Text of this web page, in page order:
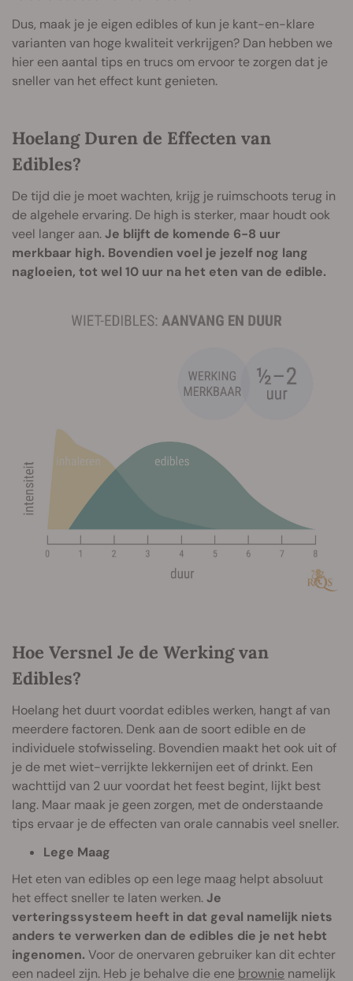
Dus, maak je je eigen edibles of kun je kant-en-klare
varianten van hoge kwaliteit verkrijgen? Dan hebben we
hier een aantal tips en trucs om ervoor te zorgen dat je
sneller van het effect kunt genieten.
Hoelang Duren de Effecten van
Edibles?
De tijd die je moet wachten, krijg je ruimschoots terug in
de algehele ervaring. De high is sterker, maar houdt ook
veel langer aan.Je blijft de komende 6-8 uur
merkbaar high. Bovendien voel je jezelf nog lang
nagloeien, tot wel 10 uur na het eten van de edible.
Hoe Versnel Je de Werking van
Edibles?
Hoelang het duurt voordat edibles werken, hangt af van
meerdere factoren. Denk aan de soort edible en de
individuele stofwisseling. Bovendien maakt het ook uit of
je de met wiet-verrijkte lekkernijen eet of drinkt. Een
wachttijd van 2 uur voordat het feest begint, lijkt best
lang. Maar maak je geen zorgen, met de onderstaande
tips ervaar je de effecten van orale cannabis veel sneller.
Lege Maag
Het eten van edibles op een lege maag helpt absoluut
het effect sneller te laten werken.Je
verteringssysteem heeft in dat geval namelijk niets
anders te verwerken dan de edibles die je net hebt
ingenomen. Voor de onervaren gebruiker kan dit echter
een nadeel zijn. Heb je behalve die ene brownie namelijk